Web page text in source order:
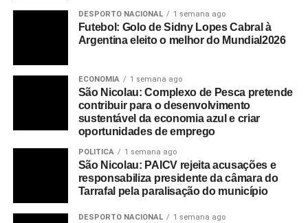
DESPORTO NACIONAL 1 semana ago
Futebol: Golo de Sidny Lopes Cabral à
Argentina eleito o melhor do Mundial2026
ECONOMIA 1 semana ago
São Nicolau: Complexo de Pesca pretende
contribuir para o desenvolvimento
sustentável da economia azul e criar
oportunidades de emprego
POLITICA 1 semana ago
São Nicolau: PAICV rejeita acusações e
responsabiliza presidente da câmara do
Tarrafal pela paralisação do município
DESPORTO NACIONAL 1 semana ago